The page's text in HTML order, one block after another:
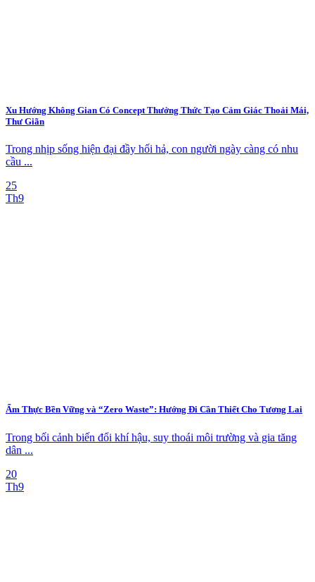
Xu Hướng Không Gian Có Concept Thưởng Thức Tạo Cảm Giác Thoải Mái,
Thư Giãn
Trong nhịp sống hiện đại đầy hối hả, con người ngày càng có nhu
cầu ...
25
Th9
Ẩm Thực Bền Vững và “Zero Waste”: Hướng Đi Cần Thiết Cho Tương Lai
Trong bối cảnh biến đổi khí hậu, suy thoái môi trường và gia tăng
dân ...
20
Th9